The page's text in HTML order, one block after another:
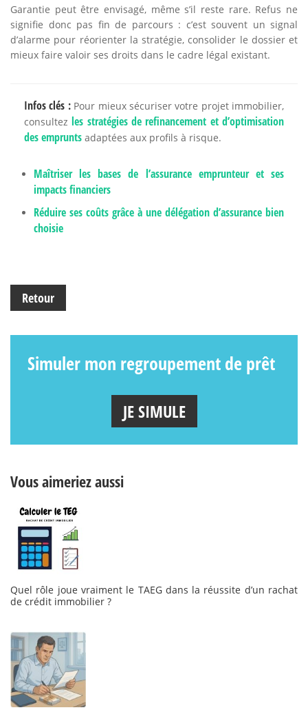
Garantie peut être envisagé, même s’il reste rare. Refus ne
signifie donc pas fin de parcours : c’est souvent un signal
d’alarme pour réorienter la stratégie, consolider le dossier et
mieux faire valoir ses droits dans le cadre légal existant.
Infos clés :Pour mieux sécuriser votre projet immobilier,
consultez les stratégies de refinancement et d’optimisation
des emprunts adaptées aux profils à risque.
Maîtriser les bases de l’assurance emprunteur et ses
impacts financiers
Réduire ses coûts grâce à une délégation d’assurance bien
choisie
Retour
Simuler mon regroupement de prêt
JE SIMULE
Vous aimeriez aussi
Quel rôle joue vraiment le TAEG dans la réussite d’un rachat
de crédit immobilier ?